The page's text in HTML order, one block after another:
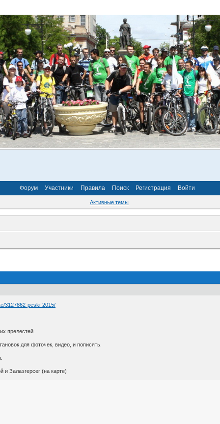
Форум Участники Правила Поиск Регистрация Войти
Активные темы
3127862-peski-2015/
прелестей.
для фоточек, видео, и пописять.
и Залаэгерсег (на карте)